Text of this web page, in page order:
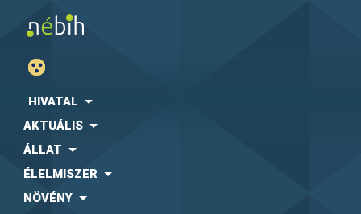
HIVATAL
AKTUÁLIS
ÁLLAT
ÉLELMISZER
NÖVÉNY